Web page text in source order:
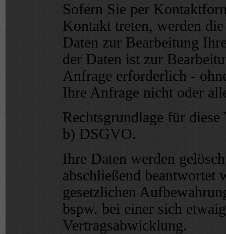
Sofern Sie per
Kontakt treten, werden
Daten zur Bearbeitung
der Daten ist zur
Anfrage erforderlich -
Ihre Anfrage nicht oder
Rechtsgrundlage für
b) DSGVO.
Ihre Daten werden
abschließend beantwortet
gesetzlichen
bspw. bei einer sich
Vertragsabwicklung.